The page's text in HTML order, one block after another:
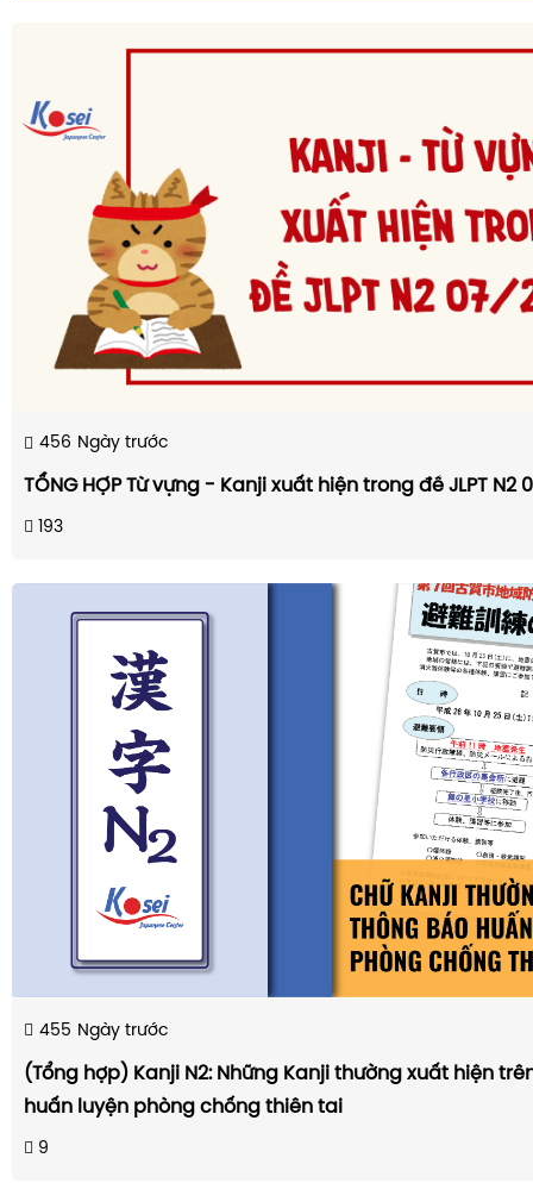
456 Ngày trước
TỔNG HỢP Từ vựng - Kanji xuất hiện trong đề JLPT N2
193
455 Ngày trước
(Tổng hợp) Kanji N2: Những Kanji thường xuất hiện
huấn luyện phòng chống thiên tai
9